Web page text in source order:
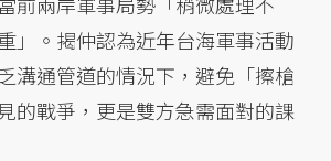
」。揭仲認為近年台海軍事活動
溝通管道的情況下，避免「擦槍
的戰爭，更是雙方急需面對的課